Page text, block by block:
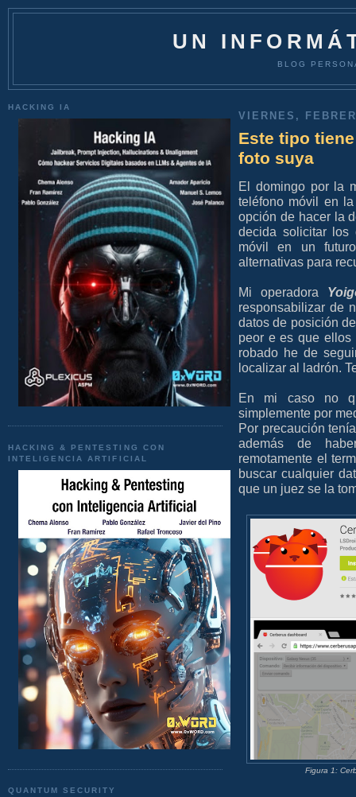
UN
BLOG
HACKING IA
HACKING & PENTESTING CON
INTELIGENCIA ARTIFICIAL
QUANTUM SECURITY
VIERNES,
Este tipo
foto suya
El domingo por la
teléfono móvil en
opción de hacer la
decida solicitar
móvil en un
alternativas para
Mi operadora
responsabilizar de
datos de posición
peor e es que
robado he de
localizar al ladrón.
En mi caso no
simplemente por
Por precaución
además de
remotamente el
buscar cualquier
que un juez se la
Figura 1: